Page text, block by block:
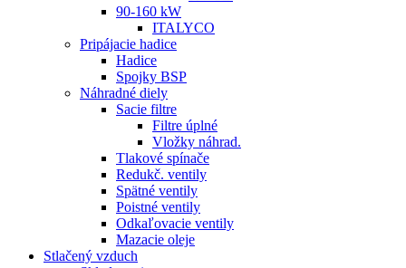
90-160 kW
ITALYCO
Pripájacie hadice
Hadice
Spojky BSP
Náhradné diely
Sacie filtre
Filtre úplné
Vložky náhrad.
Tlakové spínače
Redukč. ventily
Spätné ventily
Poistné ventily
Odkaľovacie ventily
Mazacie oleje
Stlačený vzduch